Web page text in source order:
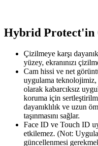
Hybrid
Çizilmeye karşı
yüzey, ekranınızı
Cam hissi ve net
uygulama
olarak kabarcıksız
koruma için
dayanıklılık ve uzun
taşınmasını sağlar.
Face ID ve Touch ID
etkilemez. (Not:
güncellenmesi